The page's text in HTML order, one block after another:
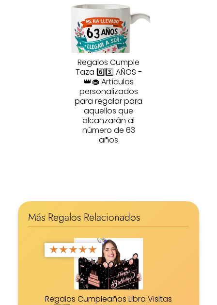
Regalos Cumple
Taza 6️⃣3️⃣ AÑOS -
👑🧁 Artículos
personalizados
para regalar para
aquellos que
alcanzarán al
número de 63
años
Más Regalos Relacionados
★★★★★
Regalos Cumpleaños Libro Visitas